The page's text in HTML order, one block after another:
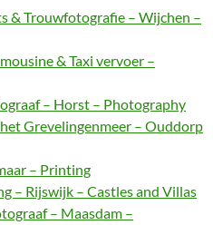
& Trouwfotografie – Wijchen –
& Taxi vervoer –
– Horst – Photography
Grevelingenmeer – Ouddorp
– Printing
– Rijswijk – Castles and Villas
– Maasdam –